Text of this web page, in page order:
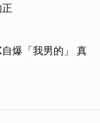
爆「我男的」 真